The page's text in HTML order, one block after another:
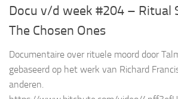
Docu v/d week #204 – Ritual
The Chosen Ones
Documentaire over rituele moord door
gebaseerd op het werk van Richard
anderen.